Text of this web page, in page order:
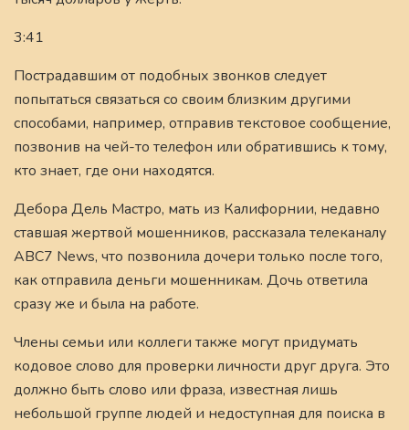
3:41
Пострадавшим от подобных звонков следует
попытаться связаться со своим близким другими
способами, например, отправив текстовое сообщение,
позвонив на чей-то телефон или обратившись к тому,
кто знает, где они находятся.
Дебора Дель Мастро, мать из Калифорнии, недавно
ставшая жертвой мошенников, рассказала телеканалу
ABC7 News, что позвонила дочери только после того,
как отправила деньги мошенникам. Дочь ответила
сразу же и была на работе.
Члены семьи или коллеги также могут придумать
кодовое слово для проверки личности друг друга. Это
должно быть слово или фраза, известная лишь
небольшой группе людей и недоступная для поиска в